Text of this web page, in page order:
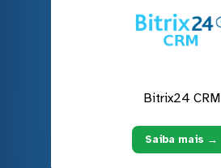
Bitrix24 CRM
Saiba mais →